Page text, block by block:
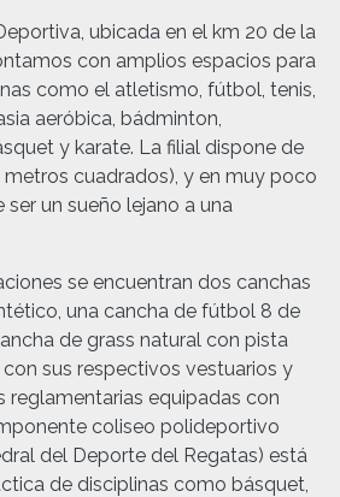
ubicada en el km 20 de la
con amplios espacios para
como el atletismo, fútbol, tenis,
aeróbica, bádminton,
y karate. La filial dispone de
metros cuadrados), y en muy poco
un sueño lejano a una
se encuentran dos canchas
una cancha de fútbol 8 de
de grass natural con pista
sus respectivos vestuarios y
reglamentarias equipadas con
coliseo polideportivo
del Deporte del Regatas) está
de disciplinas como básquet,